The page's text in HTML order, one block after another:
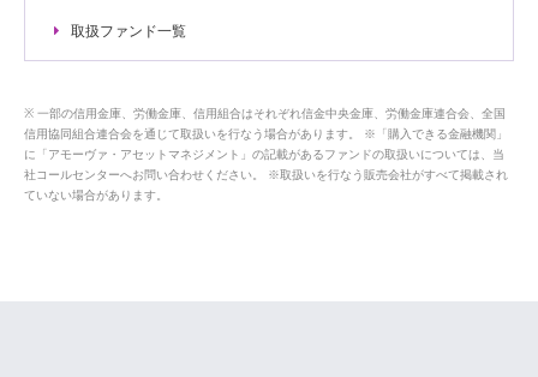
取扱ファンド一覧
一部の信用金庫、労働金庫、信用組合はそれぞれ信金中央金庫、労働金庫連合会、全国
信用協同組合連合会を通じて取扱いを行なう場合があります。 ※「購入できる金融機関」
に「アモーヴァ・アセットマネジメント」の記載があるファンドの取扱いについては、当
社コールセンターへお問い合わせください。 ※取扱いを行なう販売会社がすべて掲載され
ていない場合があります。